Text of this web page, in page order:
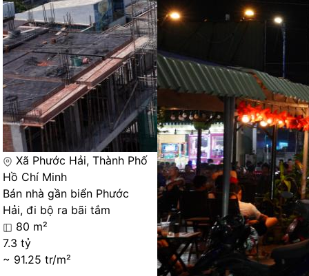
Xã Phước Hải, Thành Phố
Hồ Chí Minh
Bán nhà gần biển Phước
Hải, đi bộ ra bãi tắm
80 m²
7.3 tỷ
~ 91.25 tr/m²